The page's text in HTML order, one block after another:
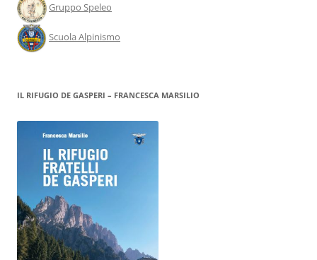
Gruppo Speleo
Scuola Alpinismo
IL RIFUGIO DE GASPERI – FRANCESCA MARSILIO